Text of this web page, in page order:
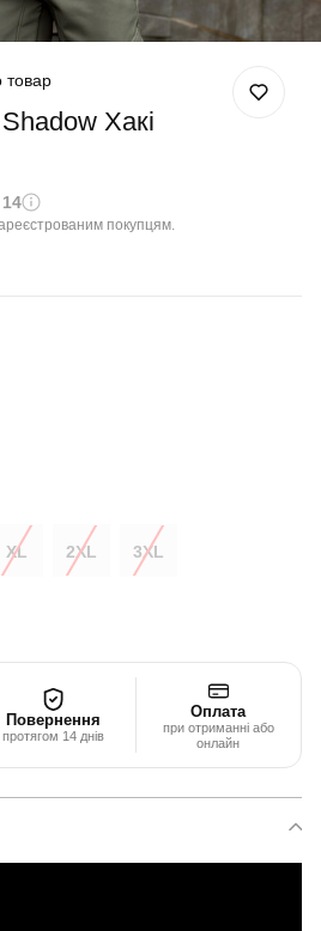
товар
Хакі
14
покупцям.
XL 2XL 3XL
Повернення
протягом 14 днів
Оплата
при отриманні або
онлайн